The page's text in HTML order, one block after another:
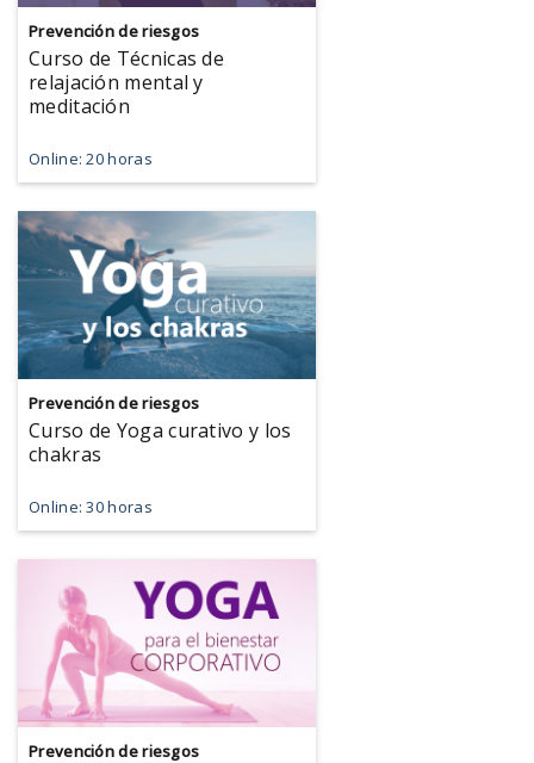
Prevención de riesgos
Curso de Técnicas de
relajación mental y
meditación
Online: 20 horas
Prevención de riesgos
Curso de Yoga curativo y los
chakras
Online: 30 horas
Prevención de riesgos